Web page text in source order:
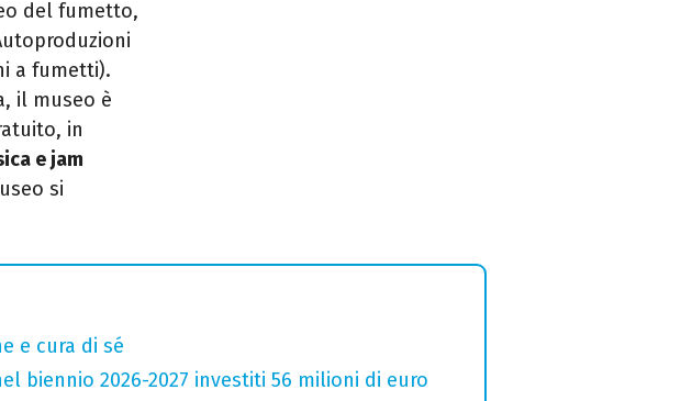
del fumetto,
a fumetti).
il museo è
in
e jam
si
e cura di sé
biennio 2026-2027 investiti 56 milioni di euro